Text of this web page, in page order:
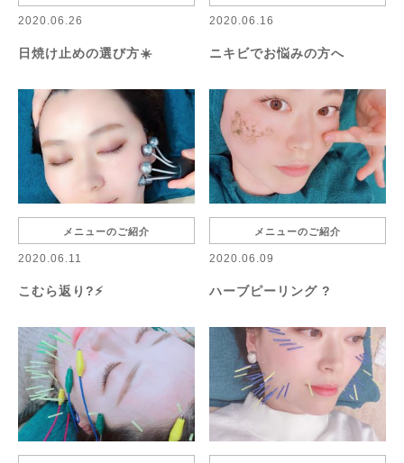
2020.06.26
日焼け止めの選び方☀️
2020.06.16
ニキビでお悩みの方へ
メニューのご紹介
2020.06.11
こむら返り?⚡️
メニューのご紹介
2020.06.09
ハーブピーリング ?